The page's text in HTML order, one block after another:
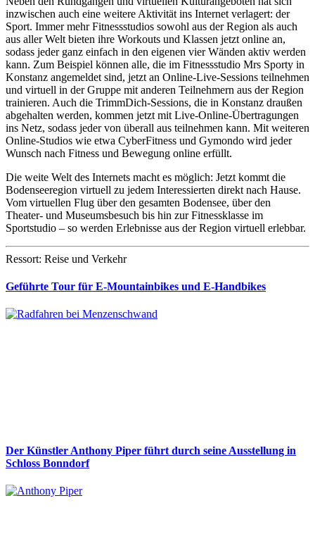
inzwischen auch eine weitere Aktivität ins Internet verlagert: der
Sport. Immer mehr Fitnessstudios sowohl aus der Region als auch
aus aller Welt bieten ihre Workouts und Klassen jetzt online an,
sodass jeder ganz einfach in den eigenen vier Wänden aktiv werden
kann. Zum Beispiel können alle, die im Fitnessstudio Mrs Sporty in
Konstanz angemeldet sind, jetzt an Online-Live-Sessions teilnehmen
und virtuell in der Gruppe mit anderen Teilnehmern aus der Region
trainieren. Auch die TrimmDich-Sessions, die in Konstanz draußen
abgehalten werden, kommen jetzt mit Live-Online-Übertragungen
ins Netz, sodass jeder von überall aus teilnehmen kann. Mit weiteren
Online-Studios wie etwa CyberFitness und Gymondo wird jeder
Wunsch nach Fitness und Bewegung online erfüllt.
Die weite Welt des Internets macht es möglich: Jetzt kommt die
Bodenseeregion virtuell zu jedem Interessierten direkt nach Hause.
Vom virtuellen Flug über den gesamten Bodensee, über den
Theater- und Museumsbesuch bis hin zur Fitnessklasse im
Sportstudio – so werden Erlebnisse aus der Region virtuell erlebbar.
Ressort: Reise und Verkehr
Geführte Tour für E-Mountainbikes und E-Handbikes
Der Künstler Anthony Piper führt durch seine Ausstellung in
Schloss Bonndorf